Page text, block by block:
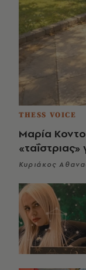
THESS VOICE
Μαρία
Κυριάκος